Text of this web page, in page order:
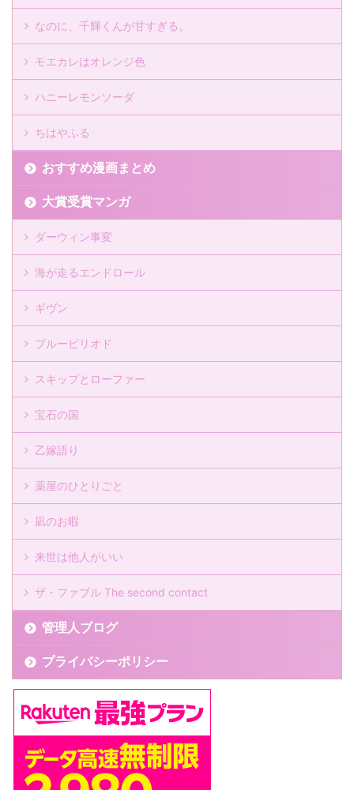
なのに、千輝くんが甘すぎる。
モエカレはオレンジ色
ハニーレモンソーダ
ちはやふる
おすすめ漫画まとめ
大賞受賞マンガ
ダーウィン事変
海が走るエンドロール
ギヴン
ブルーピリオド
スキップとローファー
宝石の国
乙嫁語り
薬屋のひとりごと
凪のお暇
来世は他人がいい
ザ・ファブル The second contact
管理人ブログ
プライバシーポリシー